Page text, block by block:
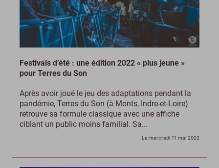
Festivals d’été : une édition 2022 « plus jeune »
pour Terres du Son
Après avoir joué le jeu des adaptations pendant la
pandémie, Terres du Son (à Monts, Indre-et-Loire)
retrouve sa formule classique avec une affiche
ciblant un public moins familial. Sa...
Le mercredi 11 mai 2022